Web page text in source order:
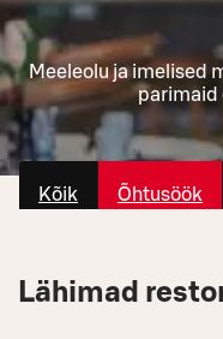
Meeleolu ja imelised
parimaid
Kõik Õhtusöök
Lähimad